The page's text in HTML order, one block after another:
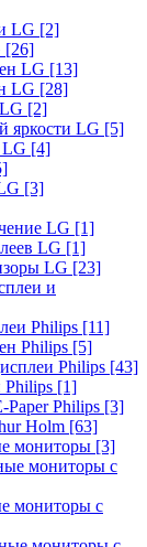
LG [2]
[26]
LG [13]
LG [28]
[2]
яркости LG [5]
LG [4]
[3]
LG [1]
LG [1]
LG [23]
и
Philips [11]
Philips [5]
Philips [43]
Philips [1]
Philips [3]
Holm [63]
мониторы [3]
мониторы с
мониторы с